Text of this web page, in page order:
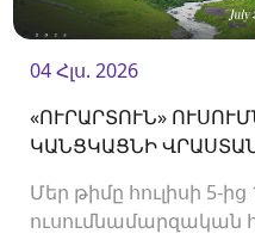
04 Հլս. 2026
«ՈՒՐԱՐՏՈՒՆ»
ԿԱՆՑԿԱՑՆԻ
Մեր թիմը հուլիսի 5-ից
ուսումնամարզական